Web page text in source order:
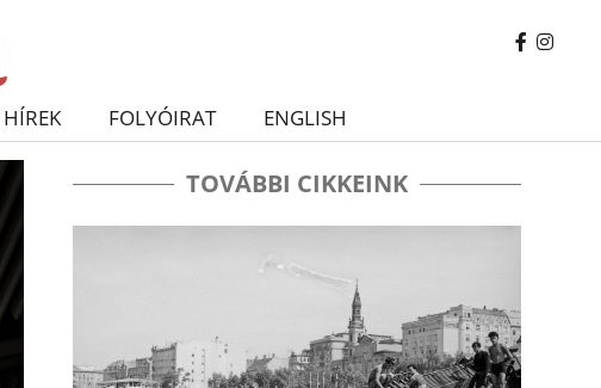
HÍREK FOLYÓIRAT ENGLISH
TOVÁBBI CIKKEINK